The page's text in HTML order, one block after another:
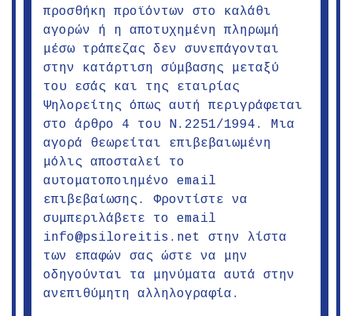
προσθήκη προϊόντων στο καλάθι
αγορών ή η αποτυχημένη πληρωμή
μέσω τράπεζας δεν συνεπάγονται
στην κατάρτιση σύμβασης μεταξύ
του εσάς και της εταιρίας
Ψηλορείτης όπως αυτή περιγράφεται
στο άρθρο 4 του Ν.2251/1994. Μια
αγορά θεωρείται επιβεβαιωμένη
μόλις αποσταλεί το
αυτοματοποιημένο email
επιβεβαίωσης. Φροντίστε να
συμπεριλάβετε το email
info@psiloreitis.net στην λίστα
των επαφών σας ώστε να μην
οδηγούνται τα μηνύματα αυτά στην
ανεπιθύμητη αλληλογραφία.